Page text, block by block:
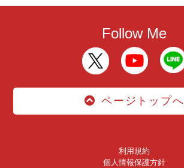
Follow Me
ページトップへ
利用規約
個人情報保護方針